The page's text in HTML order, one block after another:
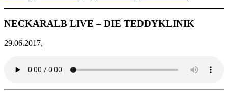
NECKARALB LIVE – DIE TEDDYKLINIK
29.06.2017,